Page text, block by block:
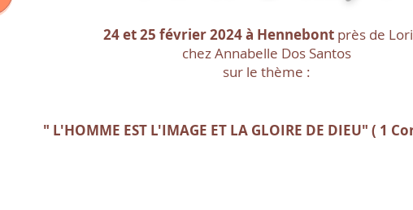
24 et 25 février 2024 à Hennebontprès de
chez Annabelle Dos Santos
sur le thème :
" L'HOMME EST L'IMAGE ET LA GLOIRE DE DIEU" ( 1